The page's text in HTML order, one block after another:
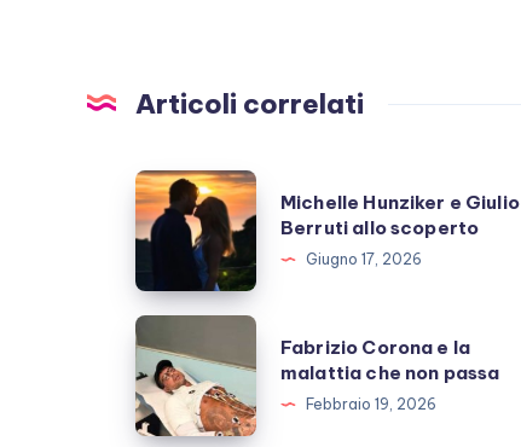
Articoli correlati
Michelle
Hunziker
Giulio
Berruti
allo
scoperto
Michelle Hunziker e Giulio
Berruti allo scoperto
Giugno 17, 2026
Fabrizio
Corona
e
la
Fabrizio Corona e la
malattia che non passa
Febbraio 19, 2026